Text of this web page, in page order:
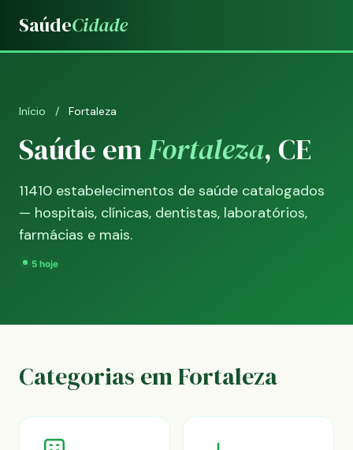
SaúdeCidade
Início / Fortaleza
Saúde emFortaleza, CE
11410 estabelecimentos de saúde catalogados
— hospitais, clínicas, dentistas, laboratórios,
farmácias e mais.
Categorias em Fortaleza